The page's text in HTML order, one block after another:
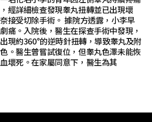
經詳細檢查發現睾丸扭轉並已出現壞
接受切除手術。 據院方透露，小李早
痛。入院後，醫生在探查手術中發現，
現約360°的逆時針扭轉，導致睾丸及附
。醫生曾嘗試復位，但睾丸色澤未能恢
壞死。在家屬同意下，醫生為其